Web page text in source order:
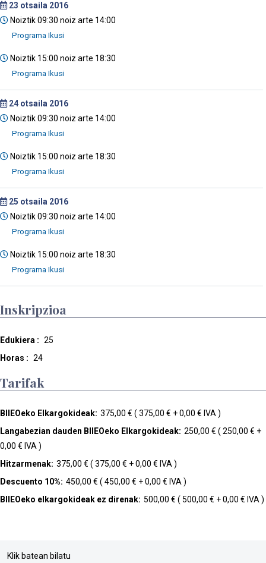
23 otsaila 2016
Noiztik 09:30 noiz arte 14:00
Noiztik 15:00 noiz arte 18:30
24 otsaila 2016
Noiztik 09:30 noiz arte 14:00
Noiztik 15:00 noiz arte 18:30
25 otsaila 2016
Noiztik 09:30 noiz arte 14:00
Noiztik 15:00 noiz arte 18:30
Inskripzioa
Edukiera : 25
Horas : 24
Tarifak
BIIEOeko Elkargokideak: 375,00 € ( 375,00 € + 0,00 € IVA )
Langabezian dauden BIIEOeko Elkargokideak: 250,00 € ( 250,00 € +
0,00 € IVA )
Hitzarmenak: 375,00 € ( 375,00 € + 0,00 € IVA )
Descuento 10%: 450,00 € ( 450,00 € + 0,00 € IVA )
BIIEOeko elkargokideak ez direnak: 500,00 € ( 500,00 € + 0,00 € IVA )
Klik batean bilatu